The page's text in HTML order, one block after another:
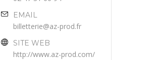
EMAIL
billetterie@az-prod.fr
SITE WEB
http://www.az-prod.com/